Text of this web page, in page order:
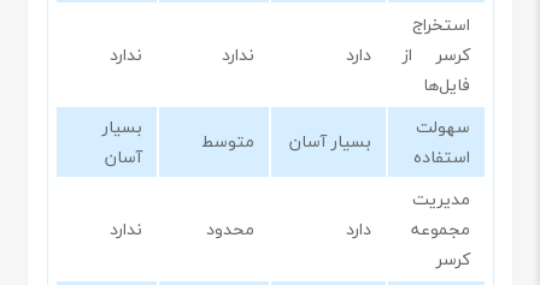
استخراج
کرسر از
فایل‌ها
دارد ندارد ندارد
سهولت
استفاده
بسیار آسان متوسط
بسیار
آسان
مدیریت
مجموعه
کرسر
دارد محدود ندارد